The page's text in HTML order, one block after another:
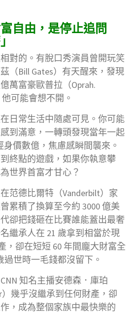
自由，是停止追問
對的。有脫口秀演員曾開玩笑
（Bill Gates）有天醒來，發現
萬富豪歐普拉（Oprah.
可能會想不開。
日常生活中隨處可見。你可能
到滿意，一轉頭發現當年一起
身價數億，焦慮感瞬間襲來。
終點的遊戲，如果你執意攀
世界首富才甘心？
范德比爾特（Vanderbilt）家
累積了換算至今約 3000 億美
卻把錢砸在比賽誰能蓋出最奢
繼承人在 21 歲拿到相當於現
，卻在短短 60 年間龐大財富全
過世時一毛錢都沒留下。
知名主播安德森．庫珀
）幾乎沒繼承到任何財產，卻
，成為整個家族中最快樂的